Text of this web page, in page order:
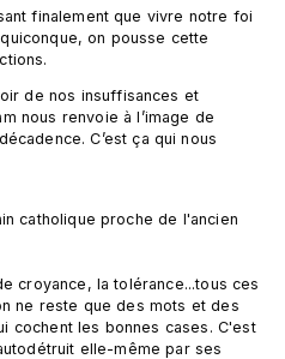
finalement que vivre notre foi
on pousse cette
de nos insuffisances et
nous renvoie à l’image de
C’est ça qui nous
catholique proche de l'ancien
croyance, la tolérance...tous ces
ne reste que des mots et des
cochent les bonnes cases. C'est
elle-même par ses